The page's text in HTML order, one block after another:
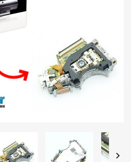
